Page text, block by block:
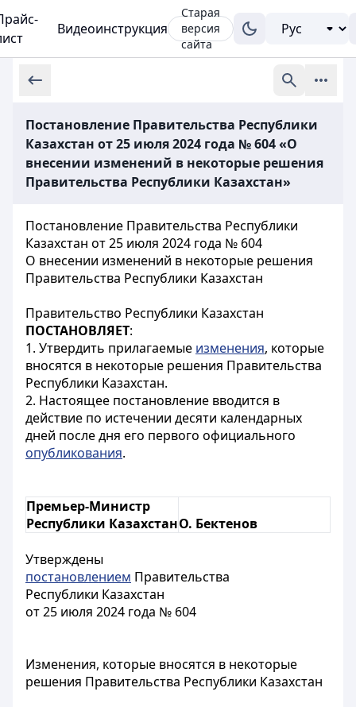
Видеоинструкция
Старая
версия
сайта
Постановление Правительства Республики
Казахстан от 25 июля 2024 года № 604 «О
внесении изменений в некоторые решения
Правительства Республики Казахстан»
Постановление Правительства Республики
Казахстан от 25 июля 2024 года № 604
О внесении изменений в некоторые решения
Правительства Республики Казахстан
Правительство Республики Казахстан
ПОСТАНОВЛЯЕТ:
1. Утвердить прилагаемые изменения, которые
вносятся в некоторые решения Правительства
Республики Казахстан.
2. Настоящее постановление вводится в
действие по истечении десяти календарных
дней после дня его первого официального
опубликования.
Премьер-Министр
Республики КазахстанО. Бектенов
Утверждены
постановлением Правительства
Республики Казахстан
от 25 июля 2024 года № 604
Изменения, которые вносятся в некоторые
решения Правительства Республики Казахстан